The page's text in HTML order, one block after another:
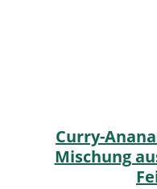
Curry-
Mischung